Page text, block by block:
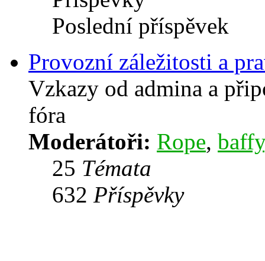
Poslední příspěvek
Provozní záležitosti a
Vzkazy od admina a
fóra
Moderátoři: Rope, baffy
25 Témata
632 Příspěvky